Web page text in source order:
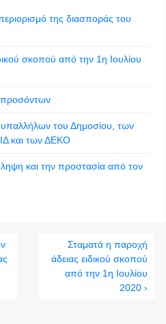
της διασποράς του
σκοπού από την 1η Ιουλίου
προσόντων
υπαλλήλων του Δημοσίου, των
και των ΔΕΚΟ
και την προστασία από τον
Σταματά η παροχή
άδειας ειδικού σκοπού
από την 1η Ιουλίου
2020 ›